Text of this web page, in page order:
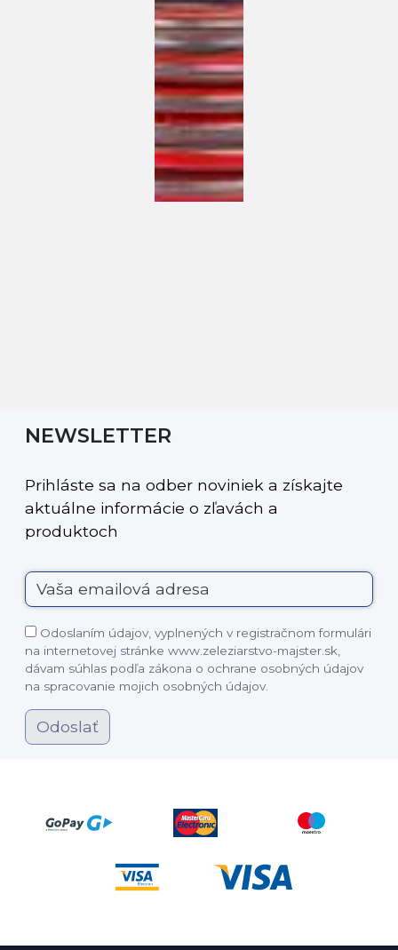
NEWSLETTER
Prihláste sa na odber noviniek a získajte
aktuálne informácie o zľavách a
produktoch
Odoslaním údajov, vyplnených v registračnom formulári
na internetovej stránke www.zeleziarstvo-majster.sk,
dávam súhlas podľa zákona o ochrane osobných údajov
na spracovanie mojich osobných údajov.
Odoslať